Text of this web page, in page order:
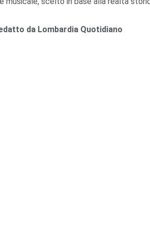
da Lombardia Quotidiano